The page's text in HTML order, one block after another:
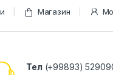
Магазин
Тел (+99893)